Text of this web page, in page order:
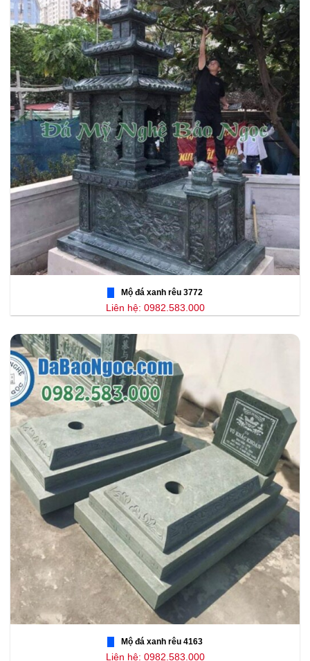
Mộ đá xanh rêu 3772
Liên hệ: 0982.583.000
Mộ đá xanh rêu 4163
Liên hệ: 0982.583.000